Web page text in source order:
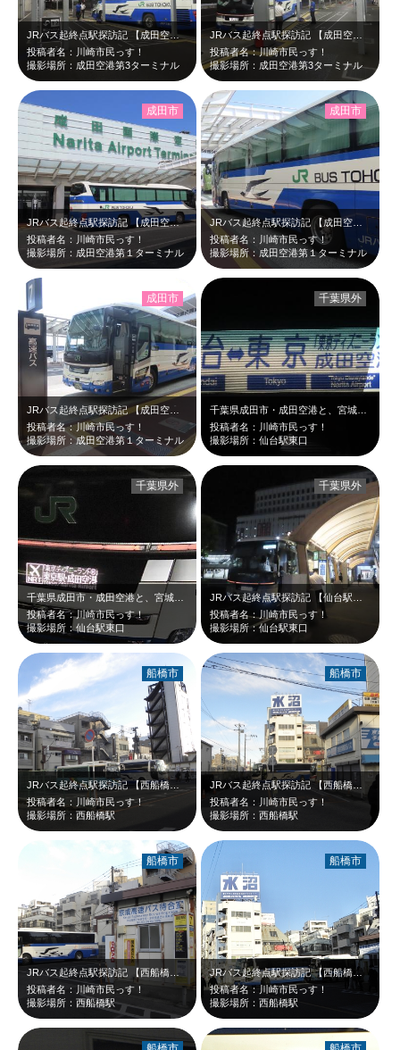
JRバス起終点駅探訪記 【成田空港第3ターミナル】 千葉県成田市・成田…
投稿者名：川崎市民っす！
撮影場所：成田空港第3ターミナル
JRバス起終点駅探訪記 【成田空港第3ターミナル】 千葉県成田市・成田…
投稿者名：川崎市民っす！
撮影場所：成田空港第3ターミナル
JRバス起終点駅探訪記 【成田空港第1ターミナル】 仙台駅東口と成田空…
投稿者名：川崎市民っす！
撮影場所：成田空港第１ターミナル
成田市
JRバス起終点駅探訪記 【成田空港第1ターミナル】 仙台駅東口と成田空…
投稿者名：川崎市民っす！
撮影場所：成田空港第１ターミナル
成田市
JRバス起終点駅探訪記 【成田空港第1ターミナル】 仙台駅東口と成田空…
投稿者名：川崎市民っす！
撮影場所：成田空港第１ターミナル
成田市
千葉県成田市・成田空港と、宮城県仙台市・仙台駅東口とを結ぶ、JRバス東北高速仙…
投稿者名：川崎市民っす！
撮影場所：仙台駅東口
千葉県外
千葉県成田市・成田空港と、宮城県仙台市・仙台駅東口とを結ぶ、JRバス東北高速仙…
投稿者名：川崎市民っす！
撮影場所：仙台駅東口
千葉県外
投稿者名：川崎市民っす！
撮影場所：仙台駅東口
千葉県外
JRバス起終点駅探訪記 【西船橋駅】 千葉県船橋市の西船橋駅から、千葉…
投稿者名：川崎市民っす！
撮影場所：西船橋駅
船橋市
JRバス起終点駅探訪記 【西船橋駅】 千葉県船橋市の西船橋駅から、千葉…
投稿者名：川崎市民っす！
撮影場所：西船橋駅
船橋市
JRバス起終点駅探訪記 【西船橋駅】 千葉県船橋市の西船橋駅から、千葉…
投稿者名：川崎市民っす！
撮影場所：西船橋駅
船橋市
JRバス起終点駅探訪記 【西船橋駅】 千葉県船橋市の西船橋駅から、千葉…
投稿者名：川崎市民っす！
撮影場所：西船橋駅
船橋市